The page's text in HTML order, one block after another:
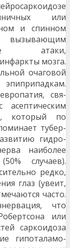
или
и спин­ном
вызывающим
атаки,
мозга.
очаговой
свя­
который по
тубер­
гидро­
наиболее
случаев).
ред­ко,
глаз (увеит,
часто.
что
или
саркоидоза
гипоталамо-